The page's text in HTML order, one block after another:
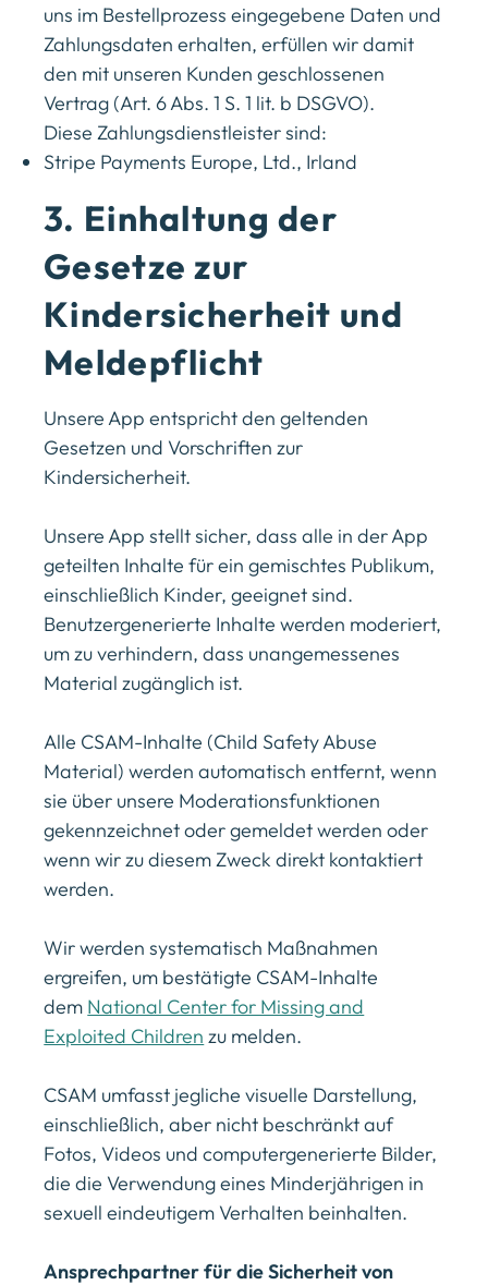
uns im Bestellprozess eingegebene Daten und
Zahlungsdaten erhalten, erfüllen wir damit
den mit unseren Kunden geschlossenen
Vertrag (Art. 6 Abs. 1 S. 1 lit. b DSGVO).
Diese Zahlungsdienstleister sind:
Stripe Payments Europe, Ltd., Irland
3. Einhaltung der
Gesetze zur
Kindersicherheit und
Meldepflicht
Unsere App entspricht den geltenden
Gesetzen und Vorschriften zur
Kindersicherheit.
Unsere App stellt sicher, dass alle in der App
geteilten Inhalte für ein gemischtes Publikum,
einschließlich Kinder, geeignet sind.
Benutzergenerierte Inhalte werden moderiert,
um zu verhindern, dass unangemessenes
Material zugänglich ist.
Alle CSAM-Inhalte (Child Safety Abuse
Material) werden automatisch entfernt, wenn
sie über unsere Moderationsfunktionen
gekennzeichnet oder gemeldet werden oder
wenn wir zu diesem Zweck direkt kontaktiert
werden.
Wir werden systematisch Maßnahmen
ergreifen, um bestätigte CSAM-Inhalte
dem National Center for Missing and
Exploited Children zu melden.
CSAM umfasst jegliche visuelle Darstellung,
einschließlich, aber nicht beschränkt auf
Fotos, Videos und computergenerierte Bilder,
die die Verwendung eines Minderjährigen in
sexuell eindeutigem Verhalten beinhalten.
Ansprechpartner für die Sicherheit von